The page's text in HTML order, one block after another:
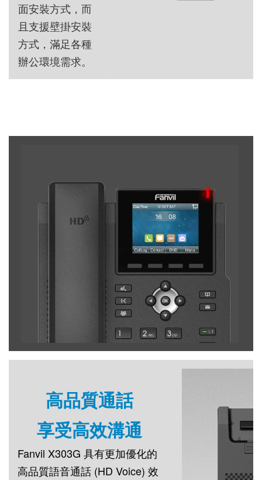
面安裝方式，而
且支援壁掛安裝
方式，滿足各種
辦公環境需求。
高品質通話
享受高效溝通
Fanvil X303G 具有更加優化的
高品質語音通話 (HD Voice) 效